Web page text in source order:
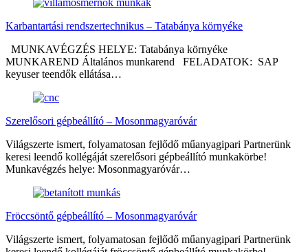
Karbantartási rendszertechnikus – Tatabánya környéke
MUNKAVÉGZÉS HELYE: Tatabánya környéke
MUNKAREND Általános munkarend FELADATOK: SAP
keyuser teendők ellátása…
Szerelősori gépbeállító – Mosonmagyaróvár
Világszerte ismert, folyamatosan fejlődő műanyagipari Partnerünk
keresi leendő kollégáját szerelősori gépbeállító munkakörbe!
Munkavégzés helye: Mosonmagyaróvár…
Fröccsöntő gépbeállító – Mosonmagyaróvár
Világszerte ismert, folyamatosan fejlődő műanyagipari Partnerünk